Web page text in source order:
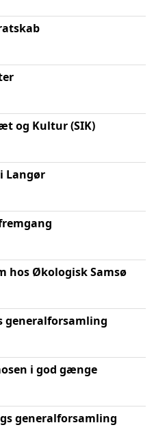
og Kultur (SIK)
Langør
hos Økologisk Samsø
generalforsamling
i god gænge
generalforsamling